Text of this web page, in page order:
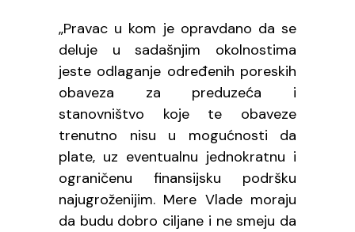
„Pravac u kom je opravdano da se
deluje u sadašnjim okolnostima
jeste odlaganje određenih poreskih
obaveza za preduzeća i
stanovništvo koje te obaveze
trenutno nisu u mogućnosti da
plate, uz eventualnu jednokratnu i
ograničenu finansijsku podršku
najugroženijim. Mere Vlade moraju
da budu dobro ciljane i ne smeju da